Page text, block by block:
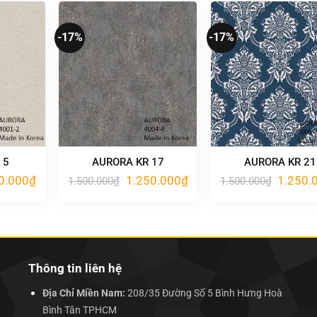
1.250.000₫.
1.250.000₫.
5
₫Giá
hiện
-17%
AURORA KR 17
1.500.000₫ Giá
1.250.000₫Giá
hiện
-17%
AURORA KR 21
1.500.000₫ Giá
Thông tin liên hệ
Địa Chỉ Miền Nam: 208/35 Đường Số 5 Bình Hưng Hoà
Bình Tân TPHCM